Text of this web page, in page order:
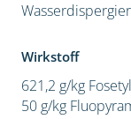
Wirkstoff
621,2 g/kg
50 g/kg